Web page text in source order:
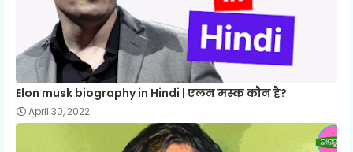
Elon musk biography in Hindi | एलन मस्क कौन है?
April 30, 2022